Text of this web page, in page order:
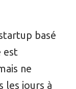
basé
est
ne
les jours à